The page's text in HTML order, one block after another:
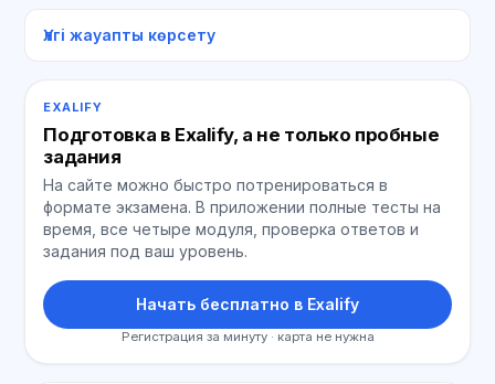
Үлгі жауапты көрсету
EXALIFY
Подготовка в Exalify, а не только пробные
задания
На сайте можно быстро потренироваться в
формате экзамена. В приложении полные тесты на
время, все четыре модуля, проверка ответов и
задания под ваш уровень.
Начать бесплатно в Exalify
Регистрация за минуту · карта не нужна